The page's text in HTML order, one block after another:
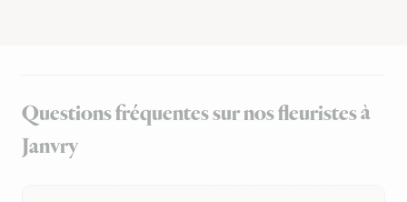
Questions fréquentes sur nos fleuristes à
Janvry